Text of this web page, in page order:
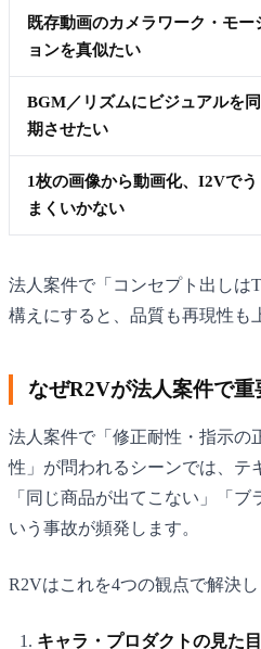
既存動画のカメラワーク・モー
ョンを真似たい
BGM／リズムにビジュアルを同
期させたい
1枚の画像から動画化、I2Vでう
まくいかない
法人案件で「コンセプト出しは
構えにすると、品質も再現性も
なぜR2Vが法人案件で重
法人案件で「修正耐性・指示の
性」が問われるシーンでは、テ
「同じ商品が出てこない」「
いう事故が頻発します。
R2Vはこれを4つの観点で解決し
キャラ・プロダクトの見た